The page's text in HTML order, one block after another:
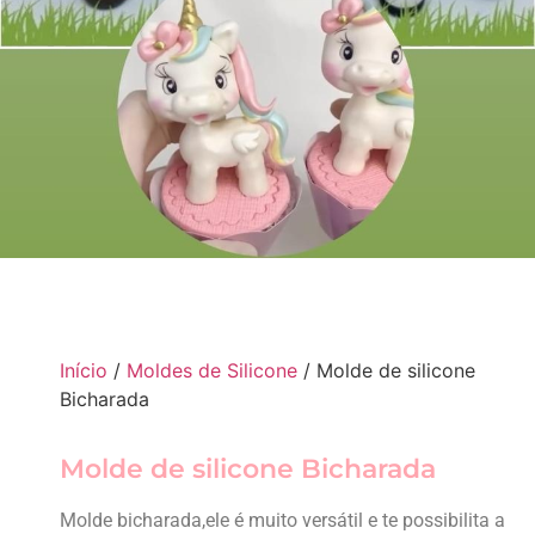
Início / Moldes de Silicone / Molde de silicone
Bicharada
Molde de silicone Bicharada
Molde bicharada,ele é muito versátil e te possibilita a